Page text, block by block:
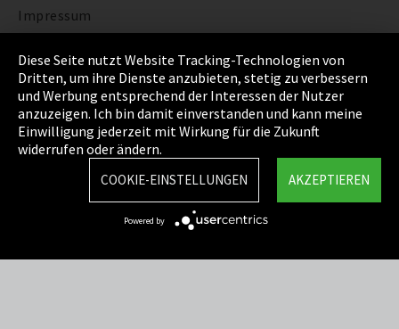
Impressum
Datenschutz
Cookie Einstellungen
AGB
Sitemap
EmpCo Richtlinie
Diese Seite nutzt Website Tracking-Technologien von
Dritten, um ihre Dienste anzubieten, stetig zu verbessern
und Werbung entsprechend der Interessen der Nutzer
anzuzeigen. Ich bin damit einverstanden und kann meine
Einwilligung jederzeit mit Wirkung für die Zukunft
widerrufen oder ändern.
AKZEPTIEREN
COOKIE-EINSTELLUNGEN
Powered by